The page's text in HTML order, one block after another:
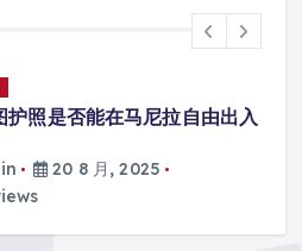
护照是否能在马尼拉使用国际
？
20 8 月, 2025